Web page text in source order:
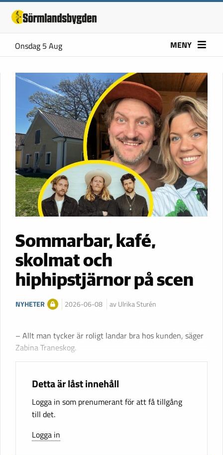
Onsdag 5 Aug MENY
Sommarbar, kafé,
skolmat och
hiphipstjärnor på scen
NYHETER 2026-06-08 av Ulrika Sturén
– Allt man tycker är roligt landar bra hos kunden, säger
Zabina Traneskog.
Detta är låst innehåll
Logga in som prenumerant för att få tillgång
till det.
Logga in